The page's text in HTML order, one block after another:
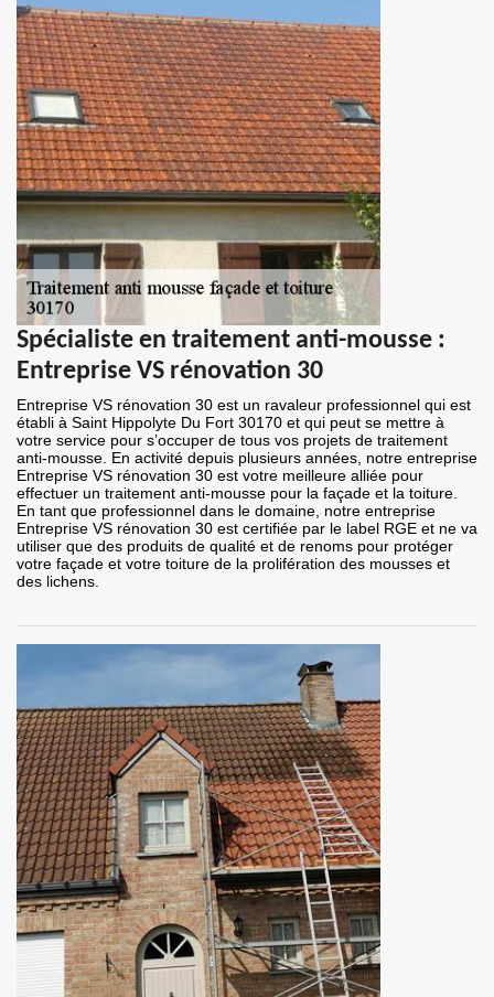
Spécialiste en traitement anti-mousse :
Entreprise VS rénovation 30
Entreprise VS rénovation 30 est un ravaleur professionnel qui est
établi à Saint Hippolyte Du Fort 30170 et qui peut se mettre à
votre service pour s’occuper de tous vos projets de traitement
anti-mousse. En activité depuis plusieurs années, notre entreprise
Entreprise VS rénovation 30 est votre meilleure alliée pour
effectuer un traitement anti-mousse pour la façade et la toiture.
En tant que professionnel dans le domaine, notre entreprise
Entreprise VS rénovation 30 est certifiée par le label RGE et ne va
utiliser que des produits de qualité et de renoms pour protéger
votre façade et votre toiture de la prolifération des mousses et
des lichens.